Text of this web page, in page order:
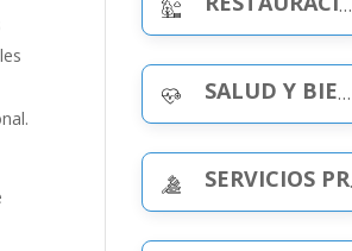
SALUD Y BIENESTAR
SERVICIOS PROFESIONALES